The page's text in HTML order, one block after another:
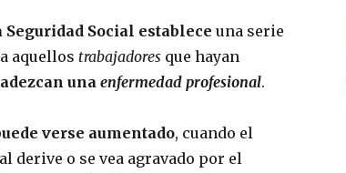
Seguridad Social establece una serie
aquellos trabajadores que hayan
unaenfermedad profesional.
verse aumentado, cuando el
derive o se vea agravado por el